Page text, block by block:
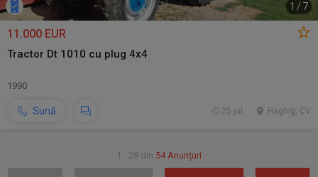
1 / 7
11.000 EUR
Tractor Dt 1010 cu plug 4x4
1990
Sună Haghig, CV
25 jul.
1 - 28 din 54 Anunțuri